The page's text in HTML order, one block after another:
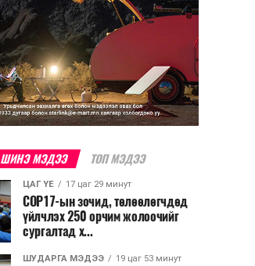
ШИНЭ МЭДЭЭ ТОП МЭДЭЭ
ЦАГ ҮЕ 17 цаг 29 минут
COP17-ын зочид, төлөөлөгчдөд
үйлчлэх 250 орчим жолоочийг
сургалтад х...
ШУДАРГА МЭДЭЭ 19 цаг 53 минут